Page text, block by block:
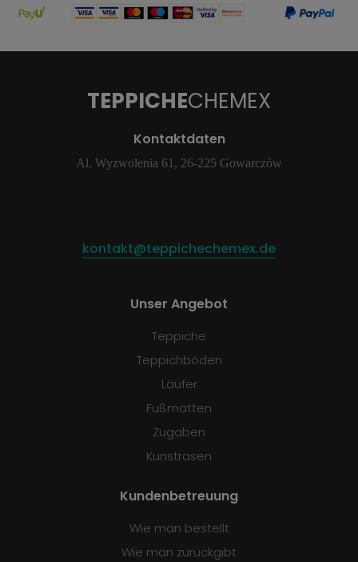
TEPPICHECHEMEX
Kontaktdaten
Al. Wyzwolenia 61, 26-225 Gowarczów
kontakt@teppichechemex.de
Unser Angebot
Teppiche
Teppichböden
Läufer
Fußmatten
Zugaben
Kunstrasen
Kundenbetreuung
Wie man bestellt
Wie man zurückgibt